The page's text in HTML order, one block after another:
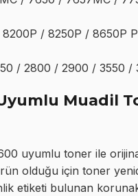
/ 8250P / 8650P
/ 2800 / 2900 / 3550 /
Muadil
uyumlu toner ile
olduğu için toner
etiketi bulunan